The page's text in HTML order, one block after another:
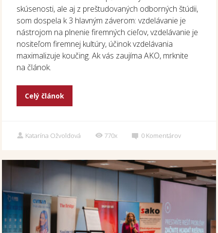
skúsenosti, ale aj z preštudovaných odborných štúdii,
som dospela k 3 hlavným záverom: vzdelávanie je
nástrojom na plnenie firemných cieľov, vzdelávanie je
nositeľom firemnej kultúry, účinok vzdelávania
maximalizuje koučing. Ak vás zaujíma AKO, mrknite
na článok.
Celý článok
Katarína Ožvoldová 770x 0 Komentárov